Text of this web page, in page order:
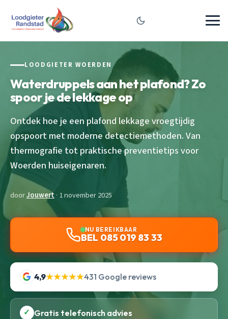
LOODGIETER WOERDEN
Waterdruppels aan het plafond? Zo
spoor je de lekkage op
Ontdek hoe je een plafond lekkage vroegtijdig
opspoort met moderne detectiemethoden. Van
thermografie tot praktische preventietips voor
Woerden huiseigenaren.
doorJouwert · 1 november 2025
NU BEREIKBAAR
BEL 085 019 83 33
4,9★★★★★431 Google reviews
✓ Gratis telefonisch advies